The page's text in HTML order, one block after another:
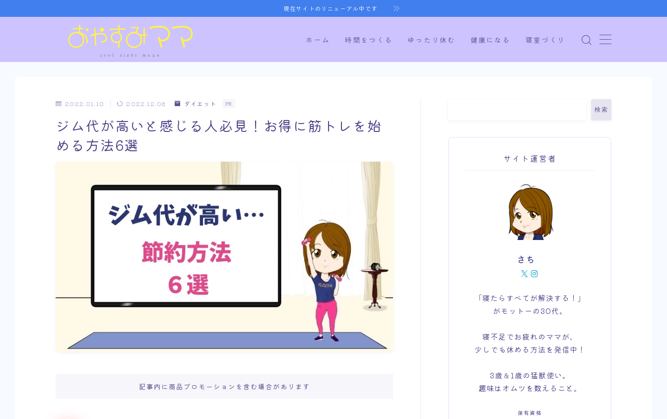
現在サイトのリニューアル中です
ホーム 時間をつくる ゆったり休む 健康になる 寝室づくり
時間をつくる
健康になる
寝室づくり
2022.01.10 2022.12.08 ダイエット PR
ジム代が高いと感じる人必見！お得に筋トレを始
める方法6選
記事内に商品プロモーションを含む場合があります
検索
サイト運営者
さち
「寝たらすべてが解決する！」
がモットーの30代。
寝不足でお疲れのママが、
少しでも休める方法を発信中！
3歳＆1歳の猛獣使い。
趣味はオムツを数えること。
保有資格